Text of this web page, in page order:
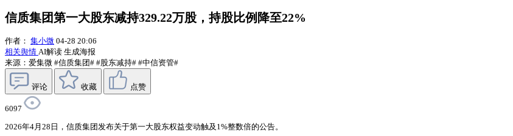
信质集团第一大股东减持329.22万股，持股比例降至22%
作者： 集小微 04-28 20:06
相关舆情 AI解读 生成海报
来源：爱集微 #信质集团# #股东减持# #中信资管#
评论 收藏 点赞
6097
2026年4月28日，信质集团发布关于第一大股东权益变动触及1%整数倍的公告。